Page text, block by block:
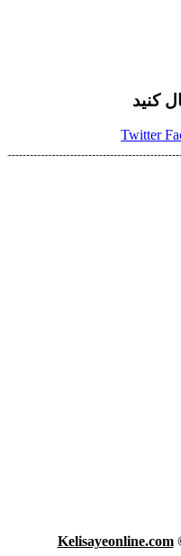
کنید
Twitter
Kelisayeonline.com